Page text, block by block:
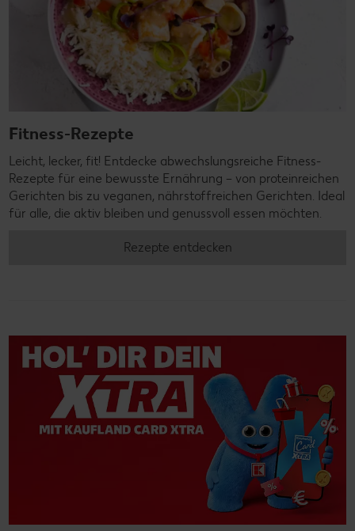
Fitness-Rezepte
Leicht, lecker, fit! Entdecke abwechslungsreiche Fitness-
Rezepte für eine bewusste Ernährung – von proteinreichen
Gerichten bis zu veganen, nährstoffreichen Gerichten. Ideal
für alle, die aktiv bleiben und genussvoll essen möchten.
Rezepte entdecken